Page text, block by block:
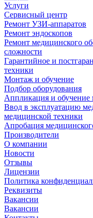
Услуги
Сервисный центр
Ремонт УЗИ-аппаратов
Ремонт эндоскопов
Ремонт медицинского
сложности
Гарантийное и
техники
Монтаж и обучение
Подбор оборудования
Аппликация и обучение
Ввод в эксплуатацию
медицинской техники
Апробация
Производители
О компании
Новости
Отзывы
Лицензии
Политика
Реквизиты
Вакансии
Вакансии